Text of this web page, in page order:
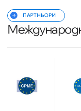
ПАРТНЬОРИ